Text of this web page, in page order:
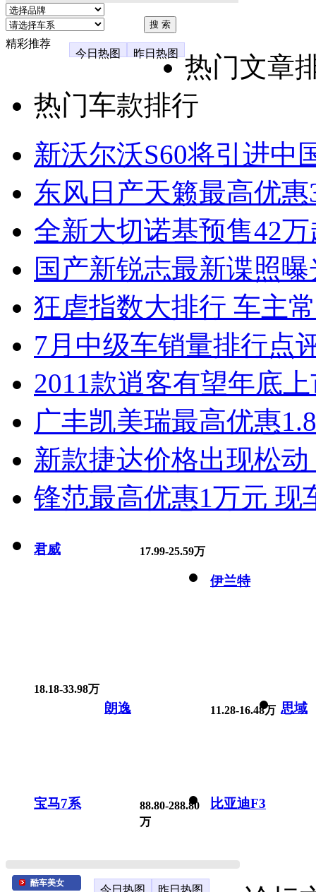
精彩推荐
今日热图
昨日热图
热门文章
热门车款排行
新沃尔沃S60将引进中
东风日产天籁最高优
全新大切诺基预售42
国产新锐志最新谍照
狂虐指数大排行 车主
7月中级车销量排行点
2011款逍客有望年底
广丰凯美瑞最高优惠
新款捷达价格出现松
锋范最高优惠1万元 现
君威 17.99-25.59万
伊兰特
18.18-33.98万
朗逸 11.28-16.48万 思域
宝马7系
88.80-288.80
万
比亚迪F3
酷车美女